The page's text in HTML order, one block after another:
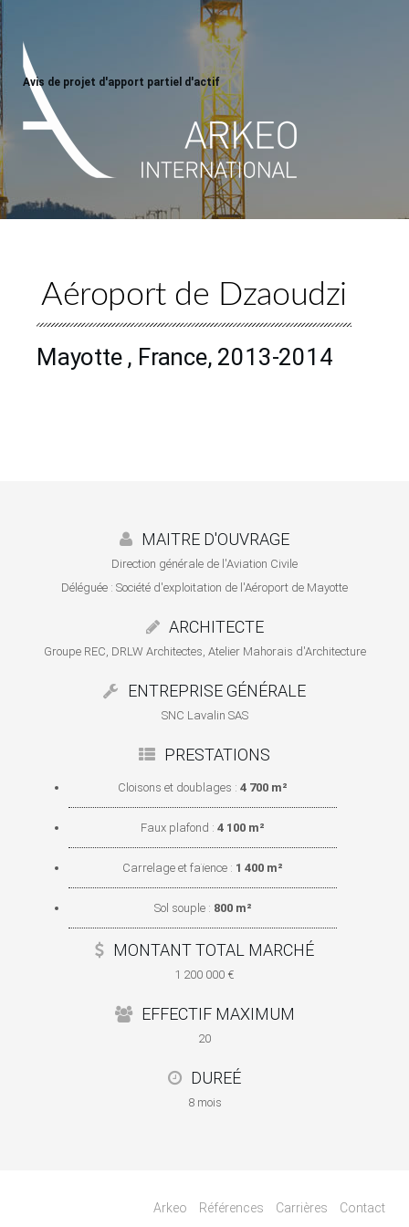
Avis de projet d'apport partiel d'actif
Aéroport de Dzaoudzi
Mayotte , France, 2013-2014
MAITRE D'OUVRAGE
Direction générale de l'Aviation Civile
Déléguée : Société d'exploitation de l'Aéroport de Mayotte
ARCHITECTE
Groupe REC, DRLW Architectes, Atelier Mahorais d'Architecture
ENTREPRISE GÉNÉRALE
SNC Lavalin SAS
PRESTATIONS
Cloisons et doublages :4 700 m²
Faux plafond :4 100 m²
Carrelage et faïence : 1 400 m²
Sol souple : 800 m²
MONTANT TOTAL MARCHÉ
1 200 000 €
EFFECTIF MAXIMUM
20
DUREÉ
8 mois
Arkeo Références Carrières Contact